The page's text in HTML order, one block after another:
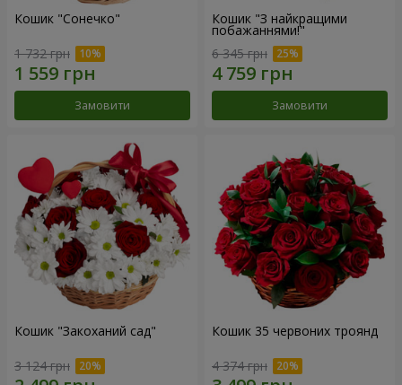
Кошик "Сонечко"
1 732 грн
Замовити
Кошик "З найкращими
побажаннями!"
6 345 грн
Замовити
Кошик "Закоханий сад"
3 124 грн
Кошик 35 червоних троянд
4 374 грн